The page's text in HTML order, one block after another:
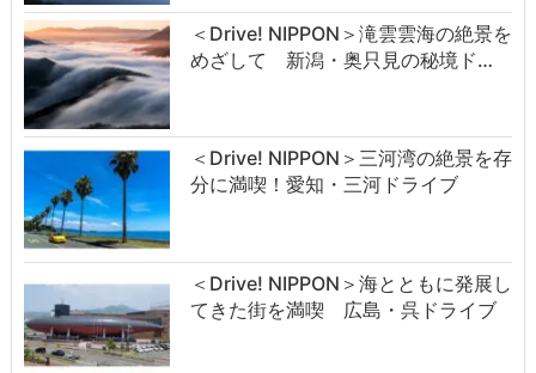
＜Drive! NIPPON＞滝雲雲海の絶景を
めざして 新潟・奥只見の秘境ド…
＜Drive! NIPPON＞三河湾の絶景を存
分に満喫！愛知・三河ドライブ
＜Drive! NIPPON＞海とともに発展し
てきた街を満喫 広島・呉ドライブ